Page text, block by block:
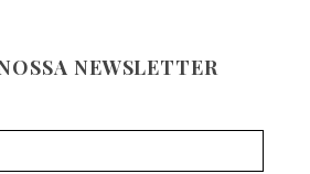
NEWSLETTER